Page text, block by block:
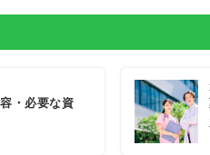
・必要な資